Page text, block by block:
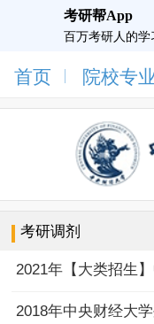
考研帮App
百万考研人的学
首页 院校专
考研调剂
2018年中央财经大